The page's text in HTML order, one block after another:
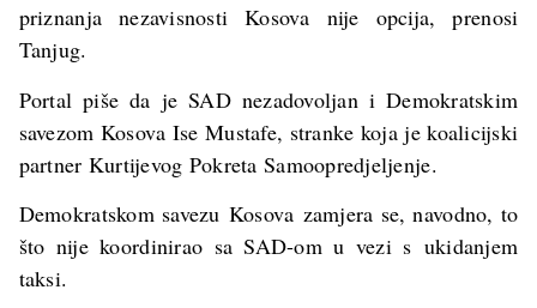
priznanja nezavisnosti Kosova nije opcija, prenosi
Tanjug.
Portal piše da je SAD nezadovoljan i Demokratskim
savezom Kosova Ise Mustafe, stranke koja je koalicijski
partner Kurtijevog Pokreta Samoopredjeljenje.
Demokratskom savezu Kosova zamjera se, navodno, to
što nije koordinirao sa SAD-om u vezi s ukidanjem
taksi.